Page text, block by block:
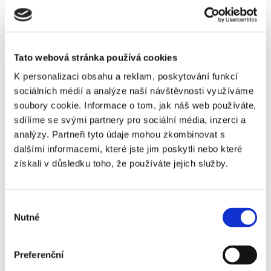
Tato webová stránka používá cookies
K personalizaci obsahu a reklam, poskytování funkcí
sociálních médií a analýze naší návštěvnosti využíváme
soubory cookie. Informace o tom, jak náš web používáte,
sdílíme se svými partnery pro sociální média, inzerci a
analýzy. Partneři tyto údaje mohou zkombinovat s
dalšími informacemi, které jste jim poskytli nebo které
získali v důsledku toho, že používáte jejich služby.
souhlasu
Nutné
Preferenční
Karel Chudý (1, 2, 3, 5, 6, 7, 8)
Petr Jirák (4, 13)
Jan Valta (9, 11)
Jiří Kabát (10)
Adam Koubek (12)
Vendula Příhodová (4, 12)